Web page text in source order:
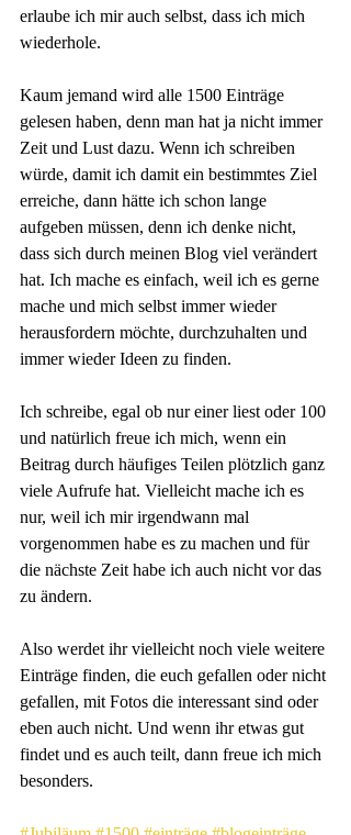
erlaube ich mir auch selbst, dass ich mich
wiederhole.
Kaum jemand wird alle 1500 Einträge
gelesen haben, denn man hat ja nicht immer
Zeit und Lust dazu. Wenn ich schreiben
würde, damit ich damit ein bestimmtes Ziel
erreiche, dann hätte ich schon lange
aufgeben müssen, denn ich denke nicht,
dass sich durch meinen Blog viel verändert
hat. Ich mache es einfach, weil ich es gerne
mache und mich selbst immer wieder
herausfordern möchte, durchzuhalten und
immer wieder Ideen zu finden.
Ich schreibe, egal ob nur einer liest oder 100
und natürlich freue ich mich, wenn ein
Beitrag durch häufiges Teilen plötzlich ganz
viele Aufrufe hat. Vielleicht mache ich es
nur, weil ich mir irgendwann mal
vorgenommen habe es zu machen und für
die nächste Zeit habe ich auch nicht vor das
zu ändern.
Also werdet ihr vielleicht noch viele weitere
Einträge finden, die euch gefallen oder nicht
gefallen, mit Fotos die interessant sind oder
eben auch nicht. Und wenn ihr etwas gut
findet und es auch teilt, dann freue ich mich
besonders.